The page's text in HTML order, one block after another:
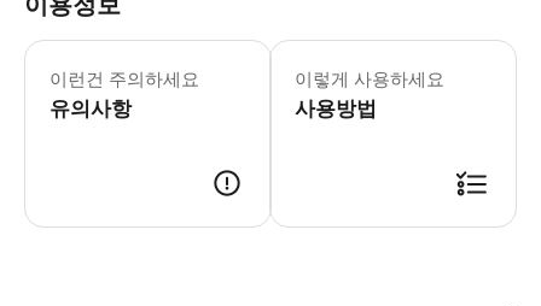
이런건 주의하세요
유의사항
비행 전, 비행 중, 비행 후 전체 체험
이렇게 사용하세요
사용방법